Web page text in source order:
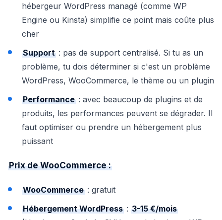
hébergeur WordPress managé (comme WP
Engine ou Kinsta) simplifie ce point mais coûte plus
cher
Support : pas de support centralisé. Si tu as un
problème, tu dois déterminer si c'est un problème
WordPress, WooCommerce, le thème ou un plugin
Performance : avec beaucoup de plugins et de
produits, les performances peuvent se dégrader. Il
faut optimiser ou prendre un hébergement plus
puissant
Prix de WooCommerce :
WooCommerce : gratuit
Hébergement WordPress : 3-15 €/mois